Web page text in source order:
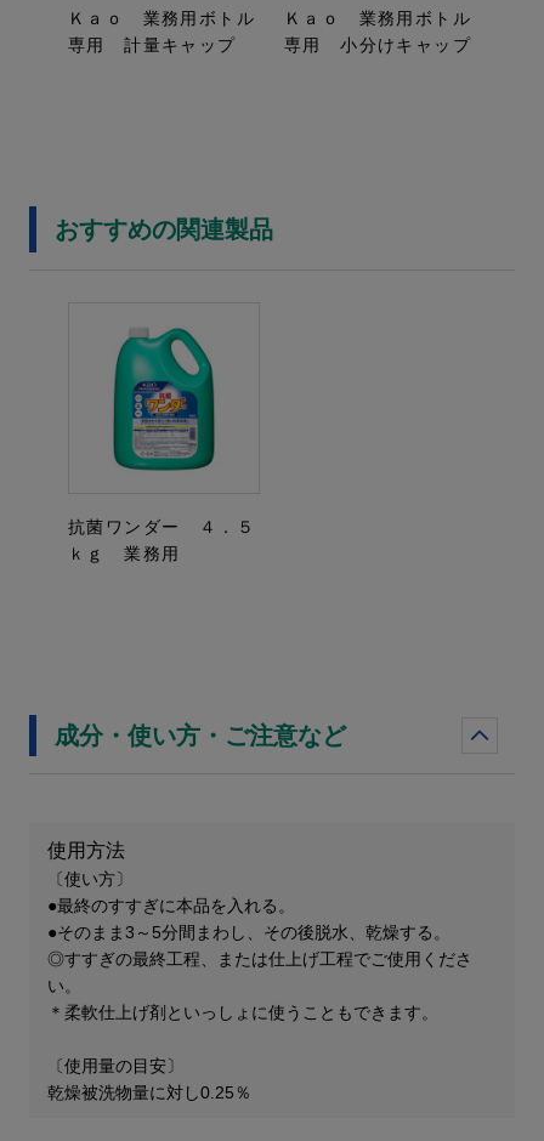
Ｋａｏ 業務用ボトル
専用 計量キャップ
Ｋａｏ 業務用ボトル
専用 小分けキャップ
おすすめの関連製品
抗菌ワンダー ４．５
ｋｇ 業務用
成分・使い方・ご注意など
使用方法
〔使い方〕
●最終のすすぎに本品を入れる。
●そのまま3～5分間まわし、その後脱水、乾燥する。
◎すすぎの最終工程、または仕上げ工程でご使用くださ
い。
＊柔軟仕上げ剤といっしょに使うこともできます。
〔使用量の目安〕
乾燥被洗物量に対し0.25％